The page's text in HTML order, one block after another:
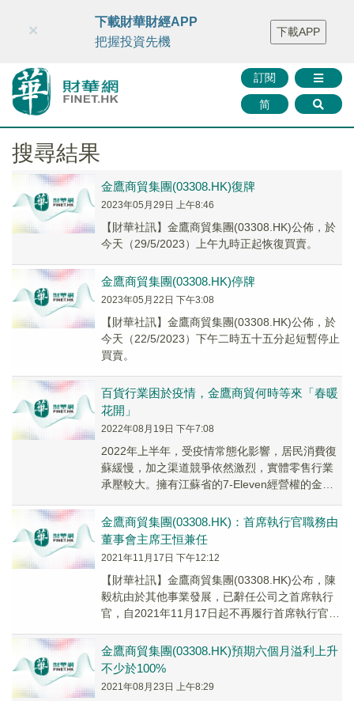
財華智庫網 FINTV FINMETA 財華證券 媒體矩陣
智庫沙龍
聯絡我們
訂閱
简
×
下載財華財經APP
把握投資先機
下載APP
搜尋結果
金鷹商貿集團(03308.HK)復牌
2023年05月29日 上午8:46
【財華社訊】金鷹商貿集團(03308.HK)公佈，於
今天（29/5/2023）上午九時正起恢復買賣。
金鷹商貿集團(03308.HK)停牌
2023年05月22日 下午3:08
【財華社訊】金鷹商貿集團(03308.HK)公佈，於
今天（22/5/2023）下午二時五十五分起短暫停止
買賣。
百貨行業困於疫情，金鷹商貿何時等來「春暖
花開」
2022年08月19日 下午7:08
2022年上半年，受疫情常態化影響，居民消費復
蘇緩慢，加之渠道競爭依然激烈，實體零售行業
承壓較大。擁有江蘇省的7-Eleven經營權的金鷹
金鷹商貿集團(03308.HK)：首席執行官職務由
董事會主席王恒兼任
2021年11月17日 下午12:12
【財華社訊】金鷹商貿集團(03308.HK)公布，陳
毅杭由於其他事業發展，已辭任公司之首席執行
官，自2021年11月17日起不再履行首席執行官的
金鷹商貿集團(03308.HK)預期六個月溢利上升
不少於100%
2021年08月23日 上午8:29